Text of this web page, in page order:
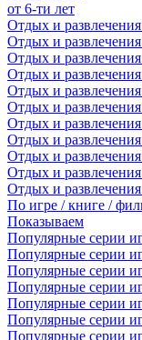
от 6-ти лет
Отдых и
Отдых и
Отдых и
Отдых и
Отдых и
Отдых и
Отдых и
Отдых и
Отдых и
Отдых и
Отдых и
По игре / книге /
Показываем
Популярные серии
Популярные серии
Популярные серии
Популярные серии
Популярные серии
Популярные серии
Популярные серии